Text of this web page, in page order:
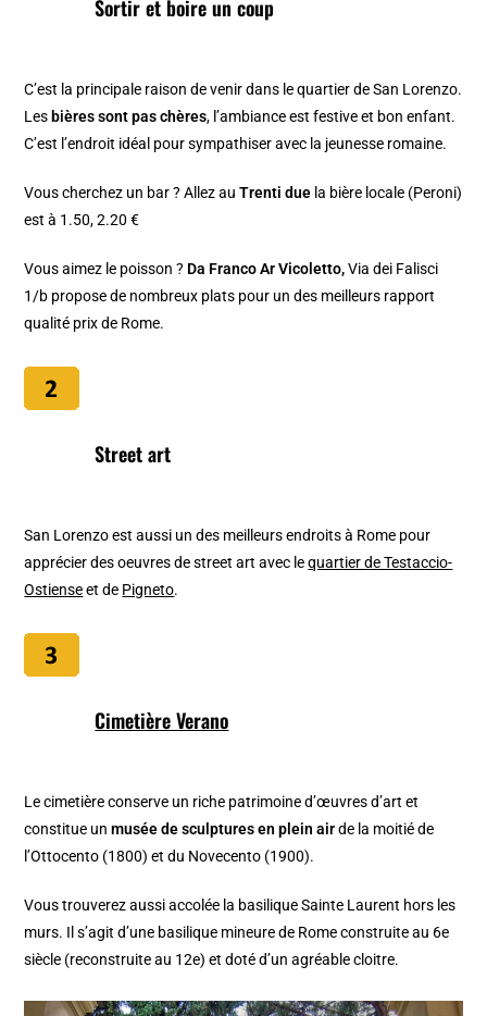
Sortir et boire un coup
C’est la principale raison de venir dans le quartier de San Lorenzo.
Les bières sont pas chères, l’ambiance est festive et bon enfant.
C’est l’endroit idéal pour sympathiser avec la jeunesse romaine.
Vous cherchez un bar ? Allez auTrenti due la bière locale (Peroni)
est à 1.50, 2.20 €
Vous aimez le poisson ? Da Franco Ar Vicoletto,Via dei Falisci
1/b propose de nombreux plats pour un des meilleurs rapport
qualité prix de Rome.
Street art
San Lorenzo est aussi un des meilleurs endroits à Rome pour
apprécier des oeuvres de street art avec lequartier de Testaccio-
Ostienseet de Pigneto.
Cimetière Verano
Le cimetière conserve un riche patrimoine d’œuvres d’art et
constitue unmusée de sculptures en plein airde la moitié de
l’Ottocento (1800) et du Novecento (1900).
Vous trouverez aussi accolée la basilique Sainte Laurent hors les
murs. Il s’agit d’une basilique mineure de Rome construite au 6e
siècle (reconstruite au 12e) et doté d’un agréable cloitre.